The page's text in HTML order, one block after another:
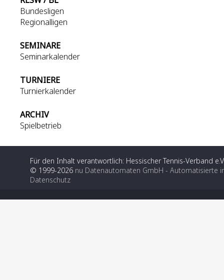
Bundesligen
Regionalligen
SEMINARE
Seminarkalender
TURNIERE
Turnierkalender
ARCHIV
Spielbetrieb
Für den Inhalt verantwortlich: Hessischer Tennis-Verband
© 1999-2026 nu Datenautomaten GmbH - Automatisierte
Datenschutz